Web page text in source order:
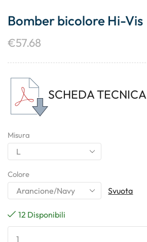
Bomber bicolore Hi-Vis
€57.68
SCHEDA TECNICA
Misura
Colore
Svuota
12 Disponibili